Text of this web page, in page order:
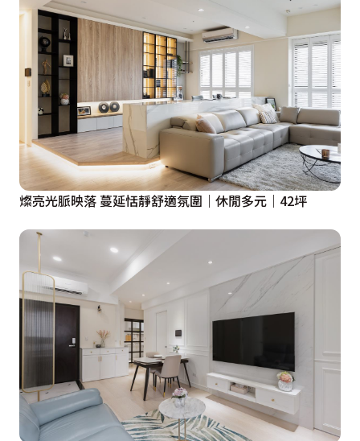
燦亮光脈映落 蔓延恬靜舒適氛圍｜休閒多元｜42坪